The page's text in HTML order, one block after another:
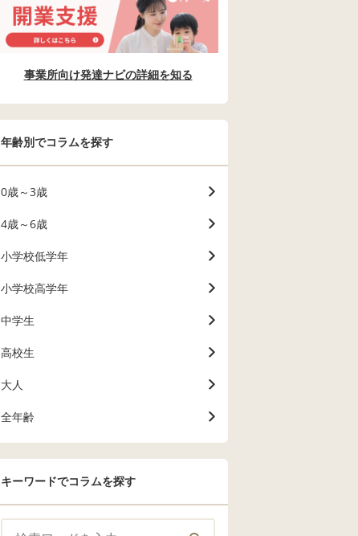
事業所向け発達ナビの詳細を知る
年齢別でコラムを探す
0歳～3歳
4歳～6歳
小学校低学年
小学校高学年
中学生
高校生
大人
全年齢
キーワードでコラムを探す